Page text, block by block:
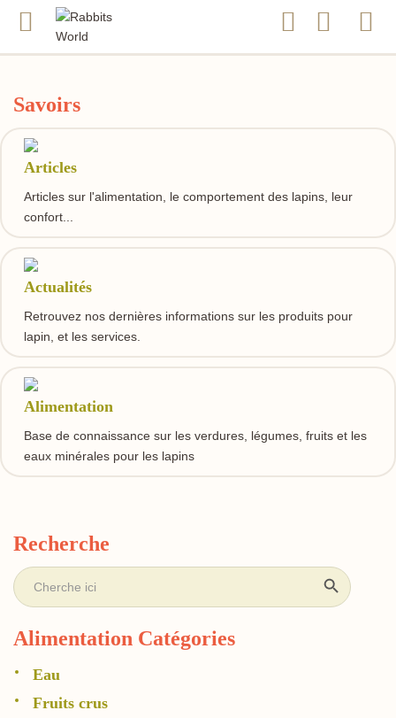
Savoirs
Articles
Articles sur l'alimentation, le comportement des lapins, leur
confort...
Actualités
Retrouvez nos dernières informations sur les produits pour
lapin, et les services.
Alimentation
Base de connaissance sur les verdures, légumes, fruits et les
eaux minérales pour les lapins
Recherche
Search
for:
Alimentation Catégories
Eau
Fruits crus